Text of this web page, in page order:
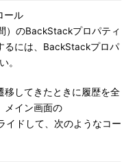
ール
）のBackStackプロパティ
るには、BackStackプロパ
。
してきたときに履歴を全
メイン画面の
イドして、次のようなコー